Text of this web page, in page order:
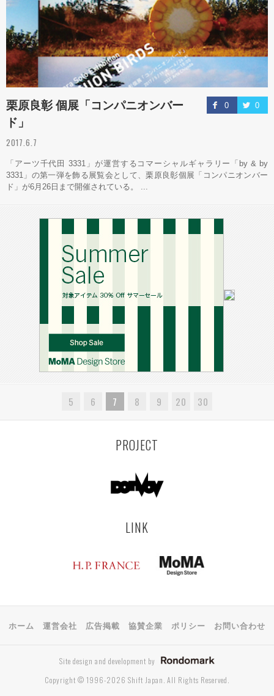
0 0
栗原良彰 個展「コンパニオンバー
ド」
2017.6.7
「アーツ千代田 3331」が運営するコマーシャルギャラリー「by & by
3331」の第一弾を飾る展覧会として、栗原良彰個展「コンパニオンバー
ド」が6月26日まで開催されている。 ...
5 6 7 8 9 20 30
PROJECT
LINK
ホーム 運営会社 広告掲載 協賛企業 ポリシー お問い合わせ
Site design and development by
Copyright © 1996-2026 Shift Japan. All Rights Reserved.